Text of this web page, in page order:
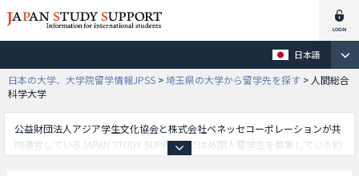
日本語
日本の大学、大学院留学情報JPSS >埼玉県の大学から留学先を探す > 人間総合
科学大学
公益財団法人アジア学生文化協会と株式会社ベネッセコーポレーションが共
同運営しているJAPAN STUDY SUPPORTでは外国人留学生を募集している約